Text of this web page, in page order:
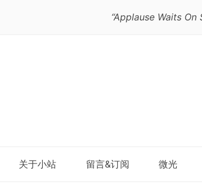
“Applause Waits On
关于小站 留言&订阅 微光